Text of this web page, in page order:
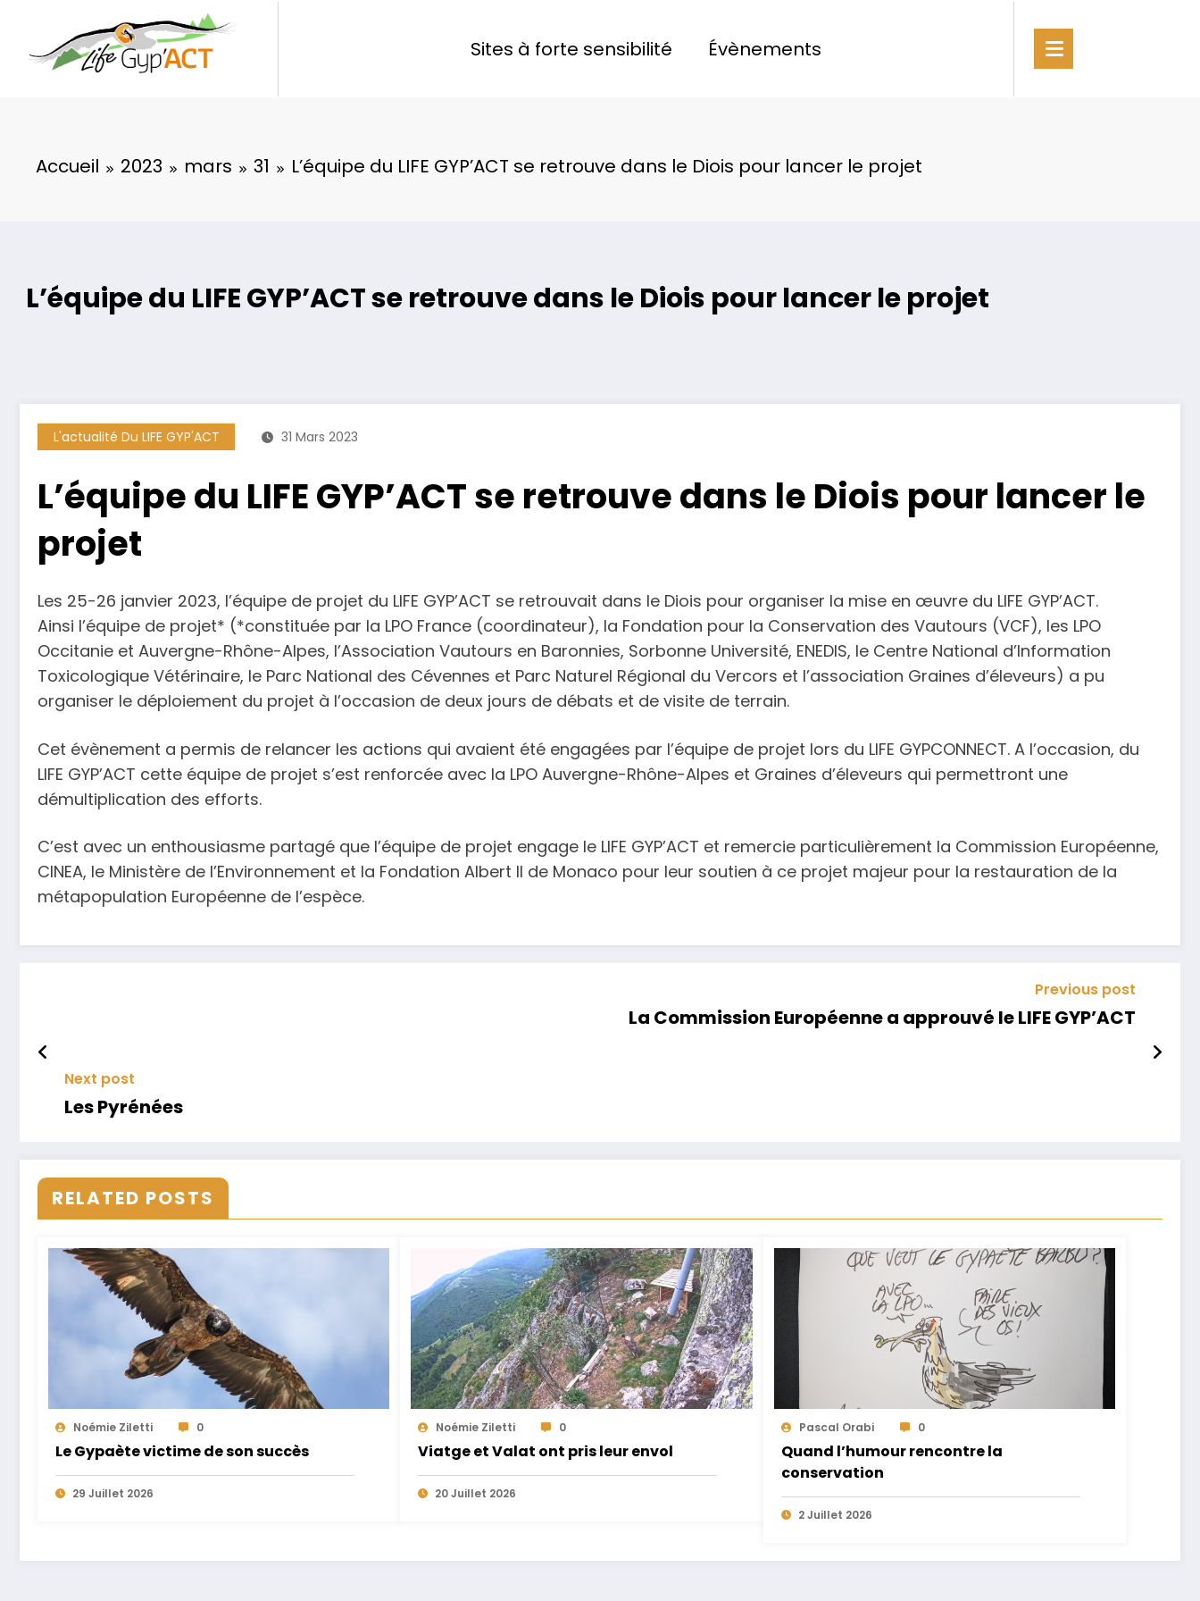
contenu
Sites à forte sensibilité Évènements
Accueil 2023 mars 31 L’équipe du LIFE GYP’ACT se retrouve dans le Diois pour lancer le projet
L’équipe du LIFE GYP’ACT se retrouve dans le Diois pour lancer le projet
L'actualité Du LIFE GYP'ACT 31 Mars 2023
L’équipe du LIFE GYP’ACT se retrouve dans le Diois pour lancer le
projet
Les 25-26 janvier 2023, l’équipe de projet du LIFE GYP’ACT se retrouvait dans le Diois pour organiser la mise en œuvre du LIFE GYP’ACT.
Ainsi l’équipe de projet* (*constituée par la LPO France (coordinateur), la Fondation pour la Conservation des Vautours (VCF), les LPO
Occitanie et Auvergne-Rhône-Alpes, l’Association Vautours en Baronnies, Sorbonne Université, ENEDIS, le Centre National d’Information
Toxicologique Vétérinaire, le Parc National des Cévennes et Parc Naturel Régional du Vercors et l’association Graines d’éleveurs) a pu
organiser le déploiement du projet à l’occasion de deux jours de débats et de visite de terrain.
Cet évènement a permis de relancer les actions qui avaient été engagées par l’équipe de projet lors du LIFE GYPCONNECT. A l’occasion, du
LIFE GYP’ACT cette équipe de projet s’est renforcée avec la LPO Auvergne-Rhône-Alpes et Graines d’éleveurs qui permettront une
démultiplication des efforts.
C’est avec un enthousiasme partagé que l’équipe de projet engage le LIFE GYP’ACT et remercie particulièrement la Commission Européenne,
CINEA, le Ministère de l’Environnement et la Fondation Albert II de Monaco pour leur soutien à ce projet majeur pour la restauration de la
métapopulation Européenne de l’espèce.
Previous post
La Commission Européenne a approuvé le LIFE GYP’ACT
Next post
Les Pyrénées
RELATED POSTS
Noémie Ziletti 0
Le Gypaète victime de son succès
29 Juillet 2026
Noémie Ziletti 0
Viatge et Valat ont pris leur envol
20 Juillet 2026
Pascal Orabi 0
Quand l’humour rencontre la
conservation
2 Juillet 2026